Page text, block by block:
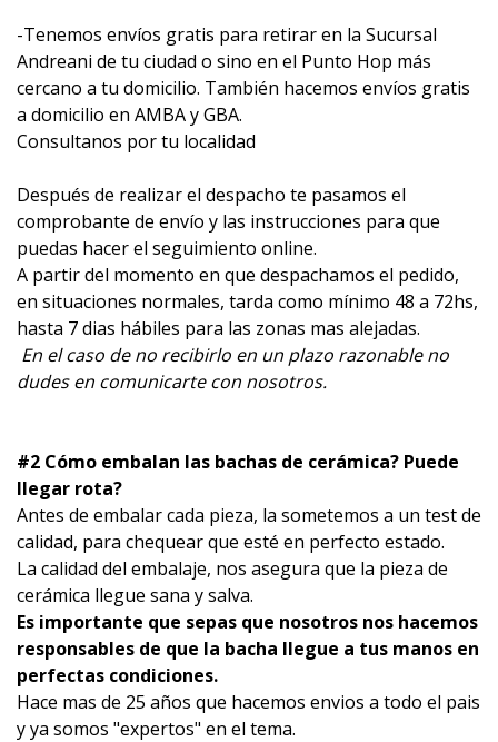
-Tenemos envíos gratis para retirar en la Sucursal
Andreani de tu ciudad o sino en el Punto Hop más
cercano a tu domicilio. También hacemos envíos gratis
a domicilio en AMBA y GBA.
Consultanos por tu localidad
Después de realizar el despacho te pasamos el
comprobante de envío y las instrucciones para que
puedas hacer el seguimiento online.
A partir del momento en que despachamos el pedido,
en situaciones normales, tarda como mínimo 48 a 72hs,
hasta 7 dias hábiles para las zonas mas alejadas.
En el caso de no recibirlo en un plazo razonable no
dudes en comunicarte con nosotros.
#2 Cómo embalan las bachas de cerámica? Puede
llegar rota?
Antes de embalar cada pieza, la sometemos a un test de
calidad, para chequear que esté en perfecto estado.
La calidad del embalaje, nos asegura que la pieza de
cerámica llegue sana y salva.
Es importante que sepas que nosotros nos hacemos
responsables de que la bacha llegue a tus manos en
perfectas condiciones.
Hace mas de 25 años que hacemos envios a todo el pais
y ya somos "expertos" en el tema.